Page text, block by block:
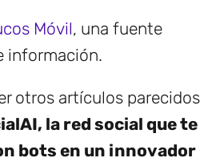
Móvil, una fuente
información.
otros artículos parecidos
la red social que te
bots en un innovador